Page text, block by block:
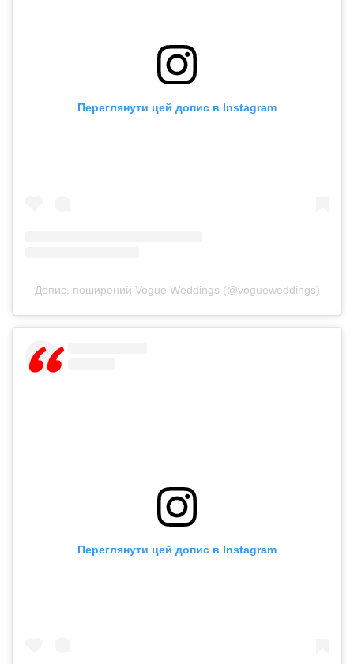
Переглянути цей допис в Instagram
Допис, поширений Vogue Weddings (@vogueweddings)
Переглянути цей допис в Instagram